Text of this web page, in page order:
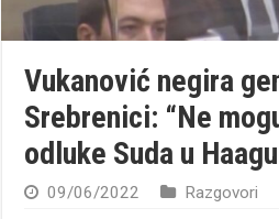
Vukanović negira
Srebrenici: “Ne
odluke Suda u
09/06/2022 Razgovori